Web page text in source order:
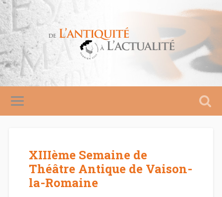
XIIIème Semaine de
Théâtre Antique de Vaison-
la-Romaine